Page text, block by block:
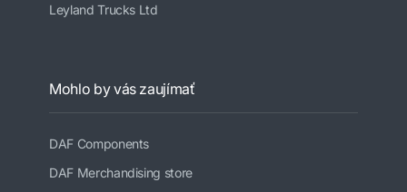
Leyland Trucks Ltd
Mohlo by vás zaujímať
DAF Components
DAF Merchandising store